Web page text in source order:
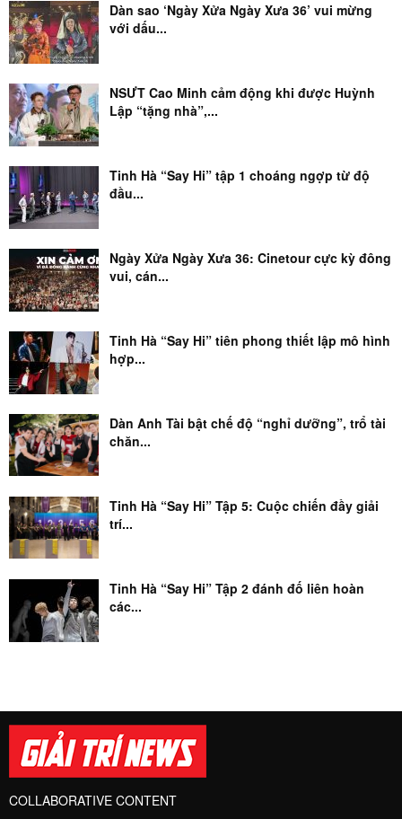
Dàn sao ‘Ngày Xửa Ngày Xưa 36’ vui mừng
với dấu...
NSƯT Cao Minh cảm động khi được Huỳnh
Lập “tặng nhà”,...
Tinh Hà “Say Hi” tập 1 choáng ngợp từ độ
đầu...
Ngày Xửa Ngày Xưa 36: Cinetour cực kỳ đông
vui, cán...
Tinh Hà “Say Hi” tiên phong thiết lập mô hình
hợp...
Dàn Anh Tài bật chế độ “nghỉ dưỡng”, trổ tài
chăn...
Tinh Hà “Say Hi” Tập 5: Cuộc chiến đầy giải
trí...
Tinh Hà “Say Hi” Tập 2 đánh đố liên hoàn
các...
COLLABORATIVE CONTENT